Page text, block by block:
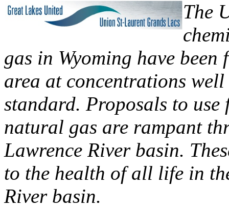
The
gas in Wyoming have
area at concentrations
standard. Proposals to
natural gas are rampant
Lawrence River basin.
to the health of all life in
River basin.